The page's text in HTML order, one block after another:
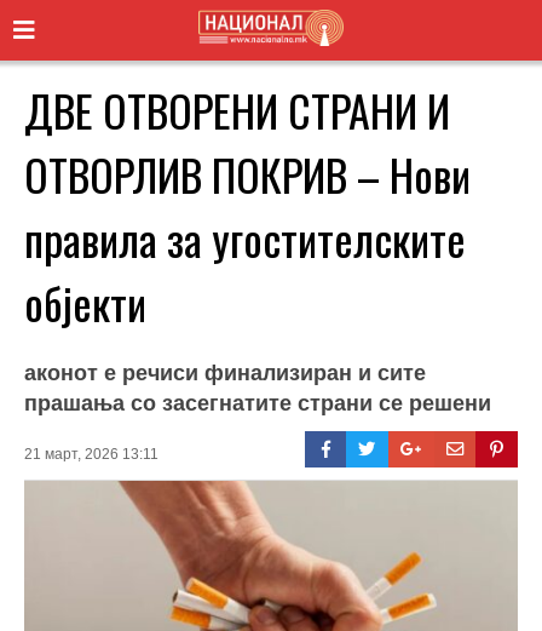
ДВЕ ОТВОРЕНИ СТРАНИ И
ОТВОРЛИВ ПОКРИВ – Нови
правила за угостителските
објекти
аконот е речиси финализиран и сите
прашања со засегнатите страни се решени
21 март, 2026 13:11